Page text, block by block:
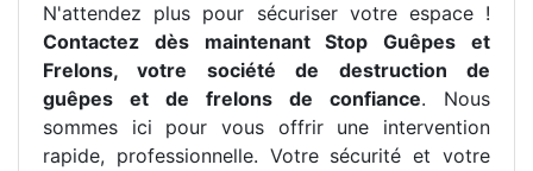
N'attendez plus pour sécuriser votre espace !
Contactez dès maintenant Stop Guêpes et
Frelons, votre société de destruction de
guêpes et de frelons de confiance. Nous
sommes ici pour vous offrir une intervention
rapide, professionnelle. Votre sécurité et votre